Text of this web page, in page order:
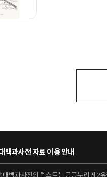
백과사전 자료 이용 안내
대백과사전의 텍스트는 공공누리 제2